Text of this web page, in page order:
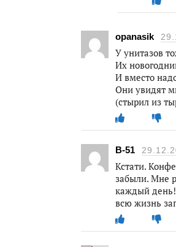
opanasik
У унитазов
Их
И вместо
Они увидят
(стырил из
В-51
Кстати.
забыли. Мне
каждый
всю жизнь